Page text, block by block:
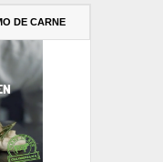
DE CARNE